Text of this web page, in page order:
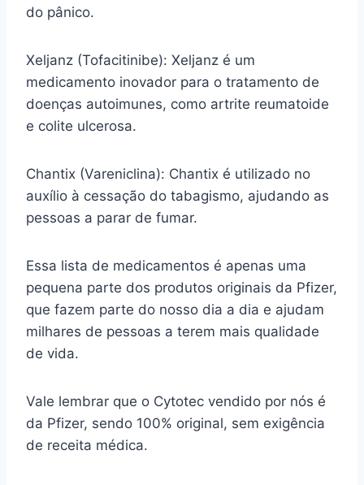
do pânico.
Xeljanz (Tofacitinibe): Xeljanz é um
medicamento inovador para o tratamento de
doenças autoimunes, como artrite reumatoide
e colite ulcerosa.
Chantix (Vareniclina): Chantix é utilizado no
auxílio à cessação do tabagismo, ajudando as
pessoas a parar de fumar.
Essa lista de medicamentos é apenas uma
pequena parte dos produtos originais da Pfizer,
que fazem parte do nosso dia a dia e ajudam
milhares de pessoas a terem mais qualidade
de vida.
Vale lembrar que o Cytotec vendido por nós é
da Pfizer, sendo 100% original, sem exigência
de receita médica.